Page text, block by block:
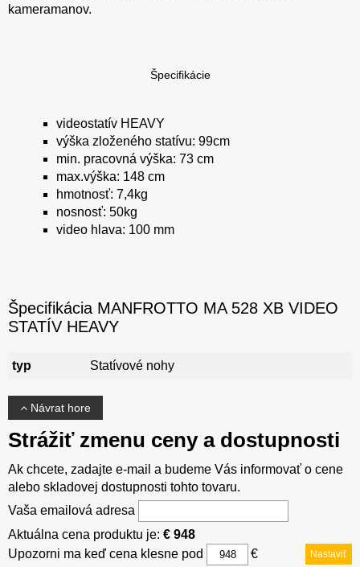
kameramanov.
Špecifikácie
videostatív HEAVY
výška zloženého statívu: 99cm
min. pracovná výška: 73 cm
max.výška: 148 cm
hmotnosť: 7,4kg
nosnosť: 50kg
video hlava: 100 mm
Špecifikácia MANFROTTO MA 528 XB VIDEO
STATÍV HEAVY
typ Statívové nohy
Návrat hore
Strážiť zmenu ceny a dostupnosti
Ak chcete, zadajte e-mail a budeme Vás informovať o cene
alebo skladovej dostupnosti tohto tovaru.
Vaša emailová adresa
Aktuálna cena produktu je: € 948
Upozorni ma keď cena klesne pod
€ Nastaviť